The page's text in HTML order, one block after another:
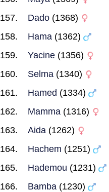
Dado (1368)
Hama (1362)
Yacine (1356)
Selma (1340)
Hamed (1334)
Mamma (1316)
Aida (1262)
Hachem (1251)
Hademou (1231)
Bamba (1230)